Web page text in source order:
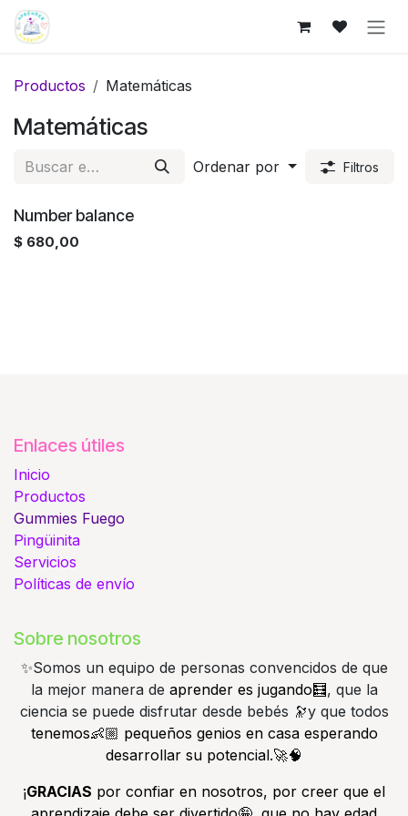
Ir al contenido
Productos Matemáticas
Matemáticas
Ordenar por Filtros
Number balance
$ 680,00
Enlaces útiles
Inicio
Productos
Gummies Fuego
Pingüinita
Servicios
Políticas de envío
Sobre nosotros
✨️Somos un equipo de personas convencidos de que
la mejor manera de aprender es jugando🧮, que la
ciencia se puede disfrutar desde bebés 🔭y que todos
tenemos👶🏼 pequeños genios en casa esperando
desarrollar su potencial.🚀🧠
¡GRACIAS por confiar en nosotros, por creer que el